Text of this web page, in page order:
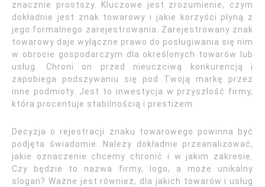
znacznie prostszy. Kluczowe jest zrozumienie, czym
dokładnie jest znak towarowy i jakie korzyści płyną z
jego formalnego zarejestrowania. Zarejestrowany znak
towarowy daje wyłączne prawo do posługiwania się nim
w obrocie gospodarczym dla określonych towarów lub
usług. Chroni on przed nieuczciwą konkurencją i
zapobiega podszywaniu się pod Twoją markę przez
inne podmioty. Jest to inwestycja w przyszłość firmy,
która procentuje stabilnością i prestiżem.
Decyzja o rejestracji znaku towarowego powinna być
podjęta świadomie. Należy dokładnie przeanalizować,
jakie oznaczenie chcemy chronić i w jakim zakresie.
Czy będzie to nazwa firmy, logo, a może unikalny
slogan? Ważne jest również, dla jakich towarów i usług